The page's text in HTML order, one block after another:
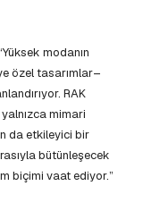
modanın
özel tasarımlar–
RAK
mimari
da etkileyici bir
bütünleşecek
biçimi vaat ediyor.”